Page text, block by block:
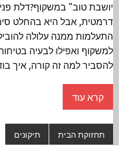
יושבת טוב" במשקוף?דלת
דרמטית, אבל היא בהחלט
התעלמות ממנה עלולה
למשקוף ואפילו לבעיה
להסביר למה זה קורה, איך
קרא עוד
תחזוקת הבית תיקונים